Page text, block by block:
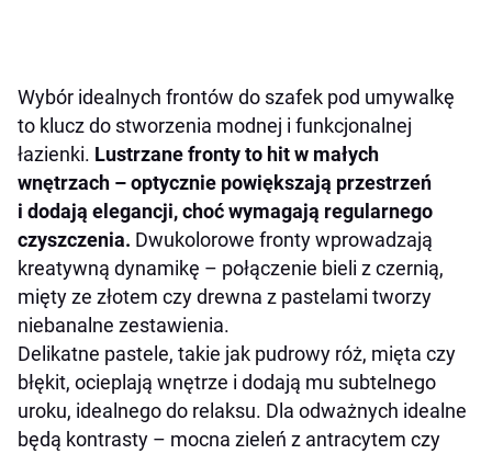
Wybór idealnych frontów do szafek pod umywalkę
to klucz do stworzenia modnej i funkcjonalnej
łazienki. Lustrzane fronty to hit w małych
wnętrzach – optycznie powiększają przestrzeń
i dodają elegancji, choć wymagają regularnego
czyszczenia. Dwukolorowe fronty wprowadzają
kreatywną dynamikę – połączenie bieli z czernią,
mięty ze złotem czy drewna z pastelami tworzy
niebanalne zestawienia.
Delikatne pastele, takie jak pudrowy róż, mięta czy
błękit, ocieplają wnętrze i dodają mu subtelnego
uroku, idealnego do relaksu. Dla odważnych idealne
będą kontrasty – mocna zieleń z antracytem czy